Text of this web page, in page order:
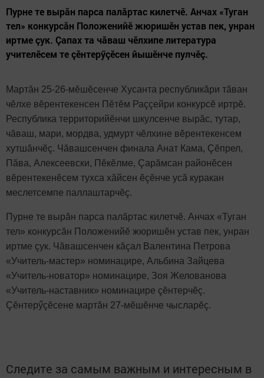
Пурне те вырăн парса палăртас килетчӗ. Анчах «Туган
тел» конкурсăн Положенийӗ жюришӗн устав пек, унран
иртме çук. Çапах та чăваш чӗлхипе литература
учителӗсем те çӗнтерӳçӗсен йышӗнче пулчӗç.
Мартăн 25-26-мӗшӗсенче Хусанта республикăри тăван
чӗлхе вӗрентекенсен Пӗтӗм Раççейри конкурсӗ иртрӗ.
Республика территорийӗнчи шкулсенче вырăс, тутар,
чăваш, мари, мордва, удмурт чӗлхине вӗрентекенсем
хутшăнчӗç. Чăвашсенчен финала Анат Кама, Çӗпрел,
Пăва, Алексеевски, Пӗкӗлме, Çарăмсан районӗсен
вӗрентекенӗсем тухса хăйсен ӗçӗнче усă куракан
меслетсемпе паллаштарчӗç.
Пурне те вырăн парса палăртас килетчӗ. Анчах «Туган
тел» конкурсăн Положенийӗ жюришӗн устав пек, унран
иртме çук. Чăвашсенчен кăçал Валентина Петрова
«Учитель-мастер» номинацире, Альбина Зайцева
«Учитель-новатор» номинацире, Зоя Желованова
«Учитель-наставник» номинацире çӗнтерчӗç.
Çӗнтерӳçӗсене мартăн 27-мӗшӗнче чысларӗç.
Следите за самым важным и интересным в